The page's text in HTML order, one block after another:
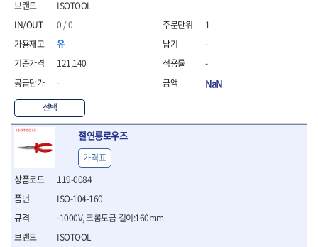
- 절연가위
- 절연비트
- 절연드라이버교체날
- 절연라쳇렌치세트
- 절연볼트커터
- 절연아답타
- 절연펀치
- 방폭연결대
- 방폭옵셋렌치
- 방폭펜치
- 방폭플라이어
ISOTOOL
0 / 0
유
121,140
-
선택
1
-
-
NaN
절연롱로우즈
119-0084
ISOTOOL
ISO-104-160
-1000V, 크롬도금-길이:160mm
가격표